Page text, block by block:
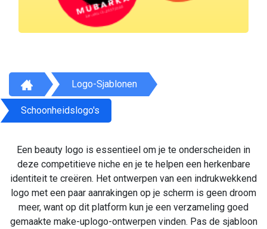
Logo-Sjablonen
Schoonheidslogo's
Een beauty logo is essentieel om je te onderscheiden in
deze competitieve niche en je te helpen een herkenbare
identiteit te creëren. Het ontwerpen van een indrukwekkend
logo met een paar aanrakingen op je scherm is geen droom
meer, want op dit platform kun je een verzameling goed
gemaakte make-uplogo-ontwerpen vinden. Pas de sjabloon